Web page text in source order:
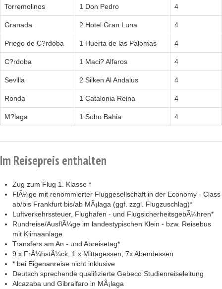
Torremolinos 1 Don Pedro 4
Granada 2 Hotel Gran Luna 4
Priego de C?rdoba 1 Huerta de las Palomas 4
C?rdoba 1 Maci? Alfaros 4
Sevilla 2 Silken Al Andalus 4
Ronda 1 Catalonia Reina 4
M?laga 1 Soho Bahia 4
Im Reisepreis enthalten
Zug zum Flug 1. Klasse *
FlÃ¼ge mit renommierter Fluggesellschaft in der Economy - Class
ab/bis Frankfurt bis/ab MÃ¡laga (ggf. zzgl. Flugzuschlag)*
Luftverkehrssteuer, Flughafen - und FlugsicherheitsgebÃ¼hren*
Rundreise/AusflÃ¼ge im landestypischen Klein - bzw. Reisebus
mit Klimaanlage
Transfers am An - und Abreisetag*
9 x FrÃ¼hstÃ¼ck, 1 x Mittagessen, 7x Abendessen
* bei Eigenanreise nicht inklusive
Deutsch sprechende qualifizierte Gebeco Studienreiseleitung
Alcazaba und Gibralfaro in MÃ¡laga